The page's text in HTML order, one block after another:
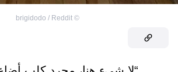
©
brigidodo / Reddit